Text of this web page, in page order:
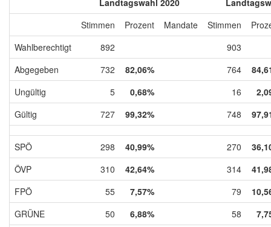
Stimmen
Prozent Mandate Stimmen
Wahlberechtigt
892
903
Abgegeben
732 82,06% 764
Ungültig
5 0,68% 16
Gültig
727 99,32% 748
SPÖ 298 40,99% 270
ÖVP
310 42,64% 314
FPÖ
55 7,57% 79
GRÜNE
50 6,88% 58